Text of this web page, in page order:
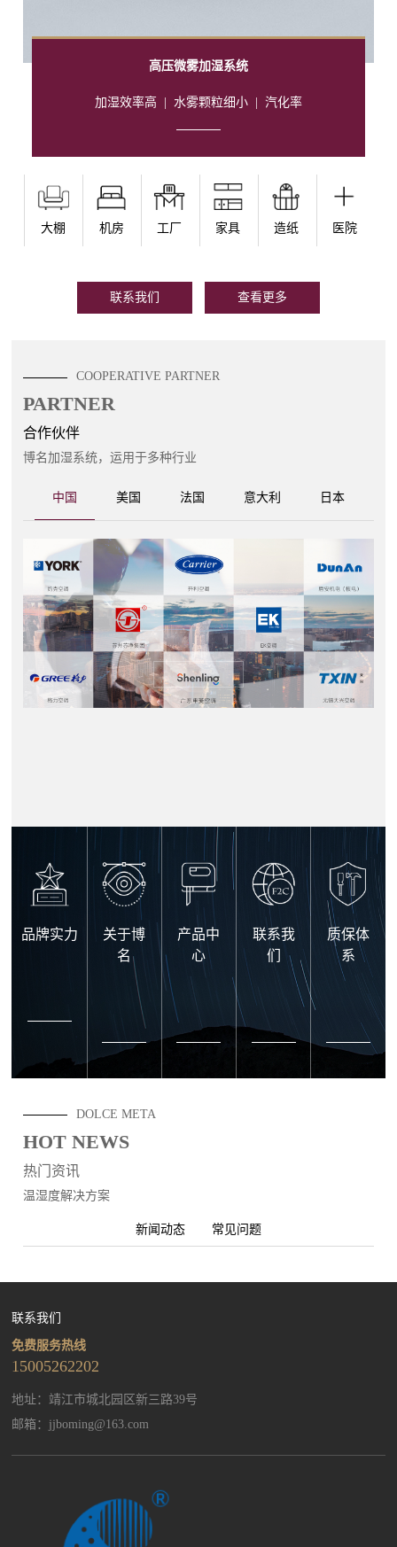
高压微雾加湿系统
加湿效率高 水雾颗粒细小| 汽化率
大棚 机房 工厂 家具 造纸 医院
联系我们 查看更多
COOPERATIVE PARTNER
PARTNER
合作伙伴
博名加湿系统，运用于多种行业
中国 美国 法国 意大利 日本
品牌实力
关于博
名
产品中
心
联系我
们
质保体
系
DOLCE META
HOT NEWS
热门资讯
温湿度解决方案
新闻动态 常见问题
联系我们
免费服务热线
15005262202
地址：靖江市城北园区新三路39号
邮箱： jjboming@163.com